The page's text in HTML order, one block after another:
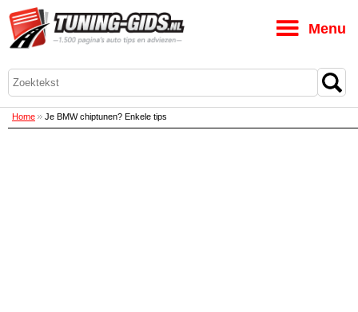
Home Je BMW chiptunen? Enkele tips